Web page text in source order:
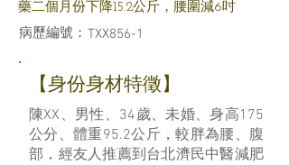
藥二個月份下降15.2公斤，腰圍減6吋
病歷編號： TXX856-1
​【身份身材特徵】
陳XX、男性、34歲、未婚、身高175
公分、體重95.2公斤，較胖為腰、腹
部，經友人推薦到台北濟民中醫減肥